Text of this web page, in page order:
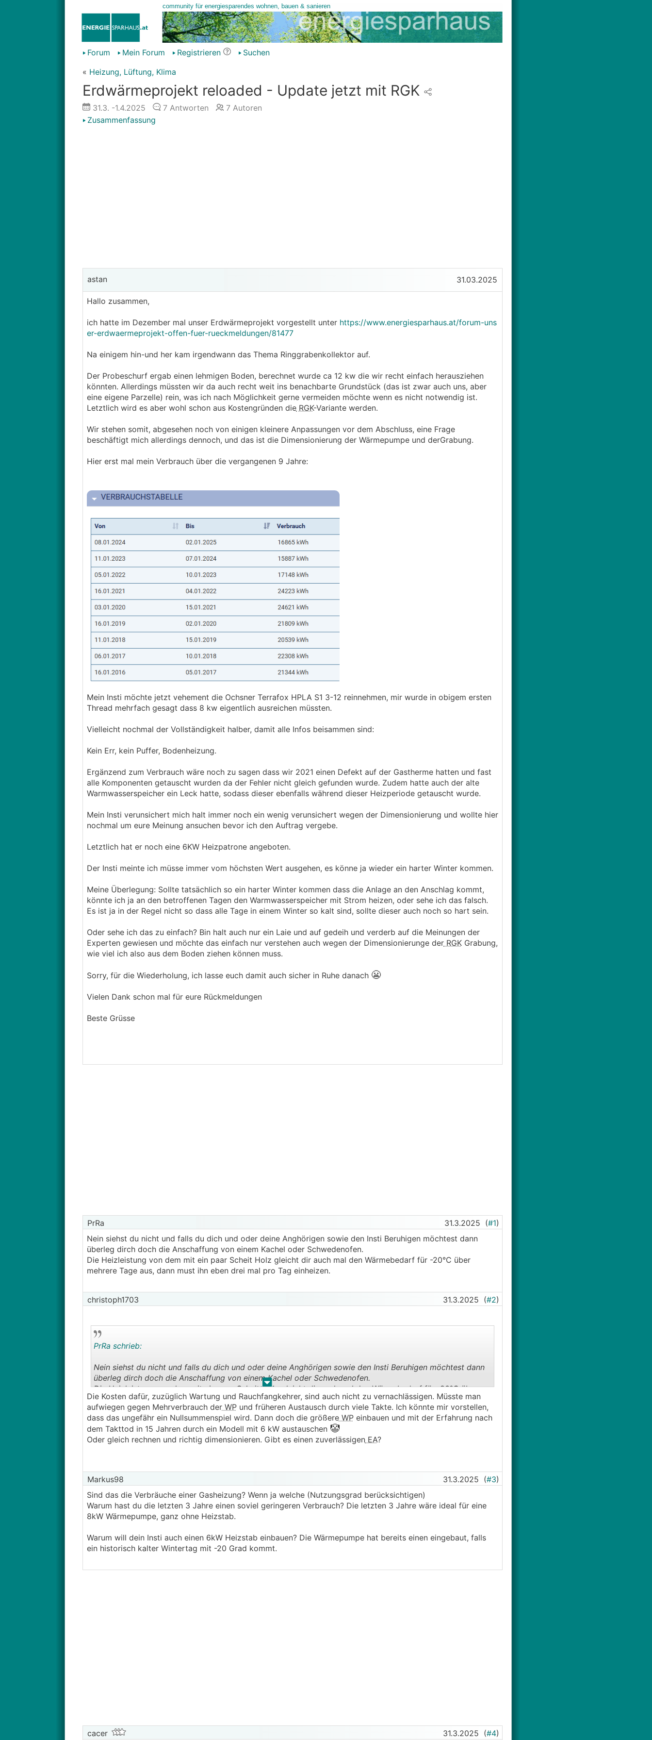
Forum Mein Forum Registrieren
Suchen
« Heizung, Lüftung, Klima
Erdwärmeprojekt reloaded - Update jetzt mit RGK
31.3. -1.4.2025 7Antworten 7Autoren
Zusammenfassung
astan 31.03.2025
Hallo zusammen,
ich hatte im Dezember mal unser Erdwärmeprojekt vorgestellt unter https://www.energiesparhaus.at/forum-uns
er-erdwaermeprojekt-offen-fuer-rueckmeldungen/81477
Na einigem hin-und her kam irgendwann das Thema Ringgrabenkollektor auf.
Der Probeschurf ergab einen lehmigen Boden, berechnet wurde ca 12 kw die wir recht einfach herausziehen
könnten. Allerdings müssten wir da auch recht weit ins benachbarte Grundstück (das ist zwar auch uns, aber
eine eigene Parzelle) rein, was ich nach Möglichkeit gerne vermeiden möchte wenn es nicht notwendig ist.
Letztlich wird es aber wohl schon aus Kostengründen dieRGK-Variante werden.
Wir stehen somit, abgesehen noch von einigen kleinere Anpassungen vor dem Abschluss, eine Frage
beschäftigt mich allerdings dennoch, und das ist die Dimensionierung der Wärmepumpe und derGrabung.
Hier erst mal mein Verbrauch über die vergangenen 9 Jahre:
Mein Insti möchte jetzt vehement die Ochsner Terrafox HPLA S1 3-12 reinnehmen, mir wurde in obigem ersten
Thread mehrfach gesagt dass 8 kw eigentlich ausreichen müssten.
Vielleicht nochmal der Vollständigkeit halber, damit alle Infos beisammen sind:
Kein Err, kein Puffer, Bodenheizung.
Ergänzend zum Verbrauch wäre noch zu sagen dass wir 2021 einen Defekt auf der Gastherme hatten und fast
alle Komponenten getauscht wurden da der Fehler nicht gleich gefunden wurde. Zudem hatte auch der alte
Warmwasserspeicher ein Leck hatte, sodass dieser ebenfalls während dieser Heizperiode getauscht wurde.
Mein Insti verunsichert mich halt immer noch ein wenig verunsichert wegen der Dimensionierung und wollte hier
nochmal um eure Meinung ansuchen bevor ich den Auftrag vergebe.
Letztlich hat er noch eine 6KW Heizpatrone angeboten.
Der Insti meinte ich müsse immer vom höchsten Wert ausgehen, es könne ja wieder ein harter Winter kommen.
Meine Überlegung: Sollte tatsächlich so ein harter Winter kommen dass die Anlage an den Anschlag kommt,
könnte ich ja an den betroffenen Tagen den Warmwasserspeicher mit Strom heizen, oder sehe ich das falsch.
Es ist ja in der Regel nicht so dass alle Tage in einem Winter so kalt sind, sollte dieser auch noch so hart sein.
Oder sehe ich das zu einfach? Bin halt auch nur ein Laie und auf gedeih und verderb auf die Meinungen der
Experten gewiesen und möchte das einfach nur verstehen auch wegen der Dimensionierunge derRGKGrabung,
wie viel ich also aus dem Boden ziehen können muss.
Sorry, für die Wiederholung, ich lasse euch damit auch sicher in Ruhe danach 😬
Vielen Dank schon mal für eure Rückmeldungen
Beste Grüsse
PrRa 31.3.2025 (#1)
Nein siehst du nicht und falls du dich und oder deine Anghörigen sowie den Insti Beruhigen möchtest dann
überleg dirch doch die Anschaffung von einem Kachel oder Schwedenofen.
Die Heizleistung von dem mit ein paar Scheit Holz gleicht dir auch mal den Wärmebedarf für -20°C über
mehrere Tage aus, dann must ihn eben drei mal pro Tag einheizen.
christoph1703 31.3.2025 (#2)
. .
PrRa schrieb:
Nein siehst du nicht und falls du dich und oder deine Anghörigen sowie den Insti Beruhigen möchtest dann
überleg dirch doch die Anschaffung von einem Kachel oder Schwedenofen.
Die Heizleistung von dem mit ein paar Scheit Holz gleicht dir auch mal den Wärmebedarf für -20°C über
mehrere Tage aus, dann must ihn eben drei mal pro Tag einheizen.
Die Kosten dafür, zuzüglich Wartung und Rauchfangkehrer, sind auch nicht zu vernachlässigen. Müsste man
aufwiegen gegen Mehrverbrauch derWPund früheren Austausch durch viele Takte. Ich könnte mir vorstellen,
dass das ungefähr ein Nullsummenspiel wird. Dann doch die größereWPeinbauen und mit der Erfahrung nach
dem Takttod in 15 Jahren durch ein Modell mit 6 kW austauschen 🤡
Oder gleich rechnen und richtig dimensionieren. Gibt es einen zuverlässigenEA?
Markus98 31.3.2025 (#3)
Sind das die Verbräuche einer Gasheizung? Wenn ja welche (Nutzungsgrad berücksichtigen)
Warum hast du die letzten 3 Jahre einen soviel geringeren Verbrauch? Die letzten 3 Jahre wäre ideal für eine
8kW Wärmepumpe, ganz ohne Heizstab.
Warum will dein Insti auch einen 6kW Heizstab einbauen? Die Wärmepumpe hat bereits einen eingebaut, falls
ein historisch kalter Wintertag mit -20 Grad kommt.
cacer 31.3.2025 (#4)